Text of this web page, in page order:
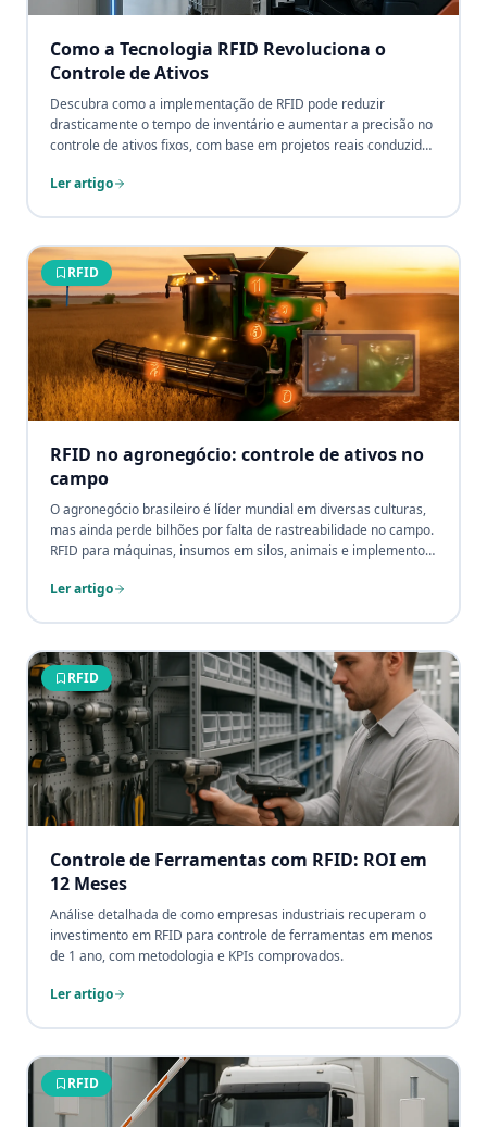
Como a Tecnologia RFID Revoluciona o
Controle de Ativos
Descubra como a implementação de RFID pode reduzir
drasticamente o tempo de inventário e aumentar a precisão no
controle de ativos fixos, com base em projetos reais conduzidos
Ler artigo
RFID
RFID no agronegócio: controle de ativos no
campo
O agronegócio brasileiro é líder mundial em diversas culturas,
mas ainda perde bilhões por falta de rastreabilidade no campo.
RFID para máquinas, insumos em silos, animais e implementos,
cana, pecuária e grãos.
Ler artigo
RFID
Controle de Ferramentas com RFID: ROI em
12 Meses
Análise detalhada de como empresas industriais recuperam o
investimento em RFID para controle de ferramentas em menos
de 1 ano, com metodologia e KPIs comprovados.
Ler artigo
RFID